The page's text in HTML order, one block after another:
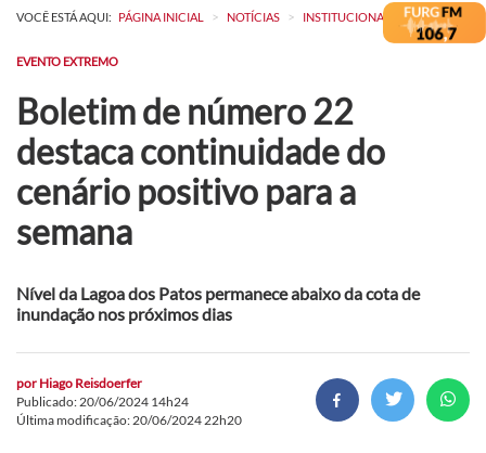
VOCÊ ESTÁ AQUI: PÁGINA INICIAL > NOTÍCIAS > INSTITUCIONAL
EVENTO EXTREMO
Boletim de número 22
destaca continuidade do
cenário positivo para a
semana
Nível da Lagoa dos Patos permanece abaixo da cota de
inundação nos próximos dias
por Hiago Reisdoerfer
Publicado: 20/06/2024 14h24
Última modificação: 20/06/2024 22h20